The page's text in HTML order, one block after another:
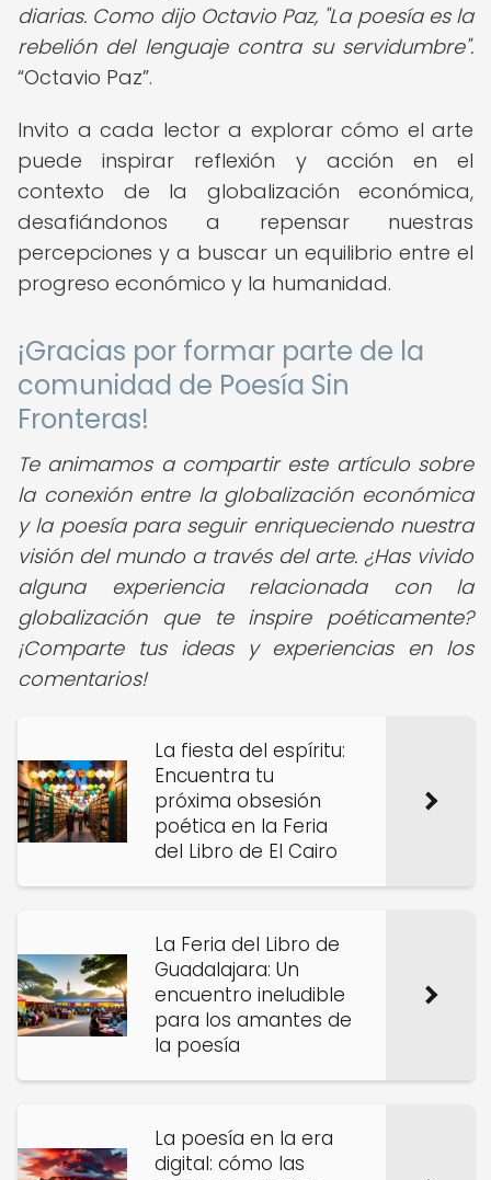
diarias. Como dijo Octavio Paz, "La poesía es la
rebelión del lenguaje contra su servidumbre".
Octavio Paz .
Invito a cada lector a explorar cómo el arte
puede inspirar reflexión y acción en el
contexto de la globalización económica,
desafiándonos a repensar nuestras
percepciones y a buscar un equilibrio entre el
progreso económico y la humanidad.
¡Gracias por formar parte de la
comunidad de Poesía Sin
Fronteras!
Te animamos a compartir este artículo sobre
la conexión entre la globalización económica
y la poesía para seguir enriqueciendo nuestra
visión del mundo a través del arte. ¿Has vivido
alguna experiencia relacionada con la
globalización que te inspire poéticamente?
¡Comparte tus ideas y experiencias en los
comentarios!
La fiesta del espíritu:
Encuentra tu
próxima obsesión
poética en la Feria
del Libro de El Cairo
La Feria del Libro de
Guadalajara: Un
encuentro ineludible
para los amantes de
la poesía
La poesía en la era
digital: cómo las